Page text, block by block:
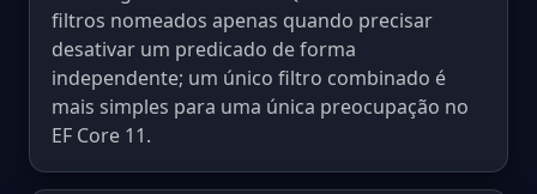
filtros nomeados apenas quando precisar
desativar um predicado de forma
independente; um único filtro combinado é
mais simples para uma única preocupação no
EF Core 11.